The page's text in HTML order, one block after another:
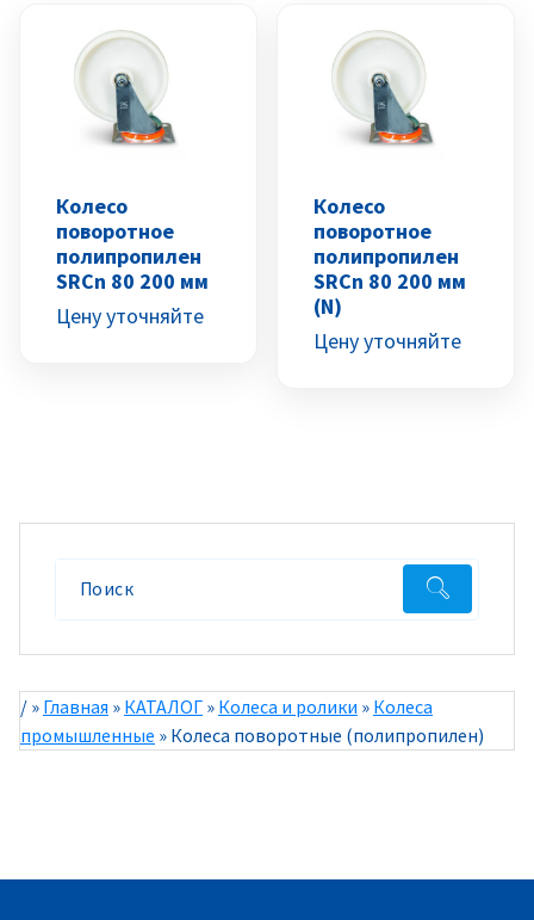
Колесо
поворотное
полипропилен
SRCn 80 200 мм
Цену уточняйте
Колесо
поворотное
полипропилен
SRCn 80 200 мм
(N)
Цену уточняйте
/ » Главная » КАТАЛОГ » Колеса и ролики » Колеса
промышленные » Колеса поворотные (полипропилен)